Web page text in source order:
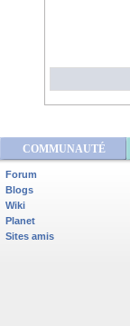
COMMUNAUTÉ
Forum
Blogs
Wiki
Planet
Sites amis